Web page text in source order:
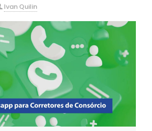
Ivan Quilin